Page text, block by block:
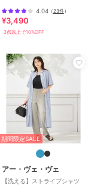
/ 半
/
ト/
半
/吸
ト/
4.04 （23件）
¥3,490
3点以上で10%OFF
期間限定SALE
アー・ヴェ・ヴェ
【洗える】ストライプシャツ